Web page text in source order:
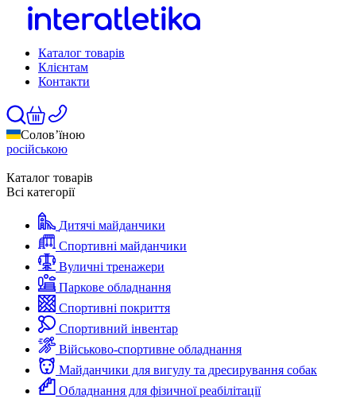
Каталог товарів
Клієнтам
Контакти
Солов’їною
російською
Каталог товарів
Всі категорії
Дитячі майданчики
Спортивні майданчики
Вуличні тренажери
Паркове обладнання
Спортивні покриття
Спортивний інвентар
Військово-спортивне обладнання
Майданчики для вигулу та дресирування собак
Обладнання для фізичної реабілітації